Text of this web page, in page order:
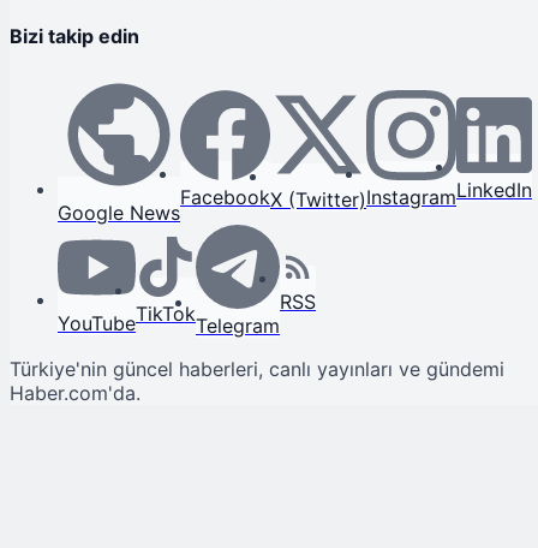
Bizi takip edin
Google News
FacebookX (Twitter)InstagramLinkedIn
YouTubeTikTokTelegram
RSS
Türkiye'nin güncel haberleri, canlı yayınları ve gündemi
Haber.com'da.